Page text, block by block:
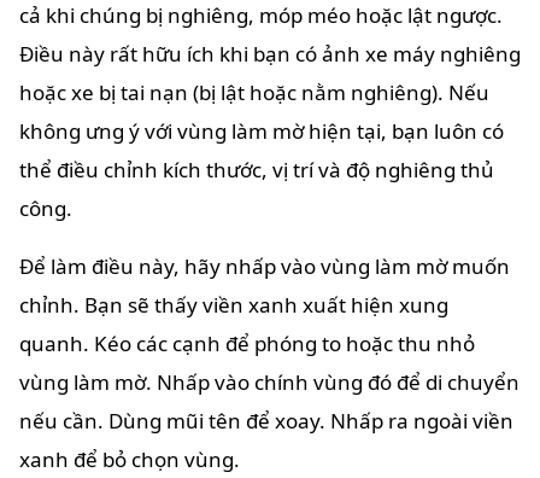
cả khi chúng bị nghiêng, móp méo hoặc lật ngược.
Điều này rất hữu ích khi bạn có ảnh xe máy nghiêng
hoặc xe bị tai nạn (bị lật hoặc nằm nghiêng). Nếu
không ưng ý với vùng làm mờ hiện tại, bạn luôn có
thể điều chỉnh kích thước, vị trí và độ nghiêng thủ
công.
Để làm điều này, hãy nhấp vào vùng làm mờ muốn
chỉnh. Bạn sẽ thấy viền xanh xuất hiện xung
quanh. Kéo các cạnh để phóng to hoặc thu nhỏ
vùng làm mờ. Nhấp vào chính vùng đó để di chuyển
nếu cần. Dùng mũi tên để xoay. Nhấp ra ngoài viền
xanh để bỏ chọn vùng.